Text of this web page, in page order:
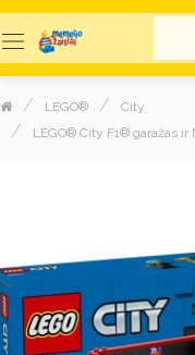
LEGO®
City
LEGO® City F1® garažas